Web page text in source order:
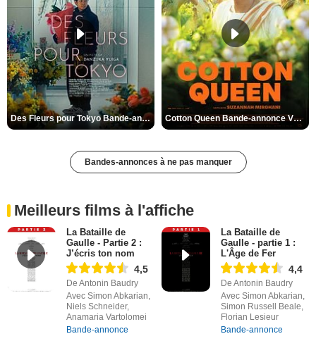
Des Fleurs pour Tokyo Bande-annonce VO STFR Cotton Queen Bande-annonce VO STFR
Bandes-annonces à ne pas manquer
Meilleurs films à l'affiche
La Bataille de
Gaulle - Partie 2 :
J’écris ton nom
4,5
De Antonin Baudry
Avec Simon Abkarian,
Niels Schneider,
Anamaria Vartolomei
Bande-annonce
La Bataille de
Gaulle - partie 1 :
L'Âge de Fer
4,4
De Antonin Baudry
Avec Simon Abkarian,
Simon Russell Beale,
Florian Lesieur
Bande-annonce